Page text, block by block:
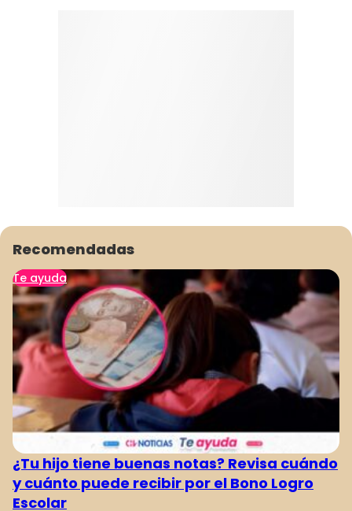
Recomendadas
Te ayuda
¿Tu hijo tiene buenas notas? Revisa cuándo
y cuánto puede recibir por el Bono Logro
Escolar